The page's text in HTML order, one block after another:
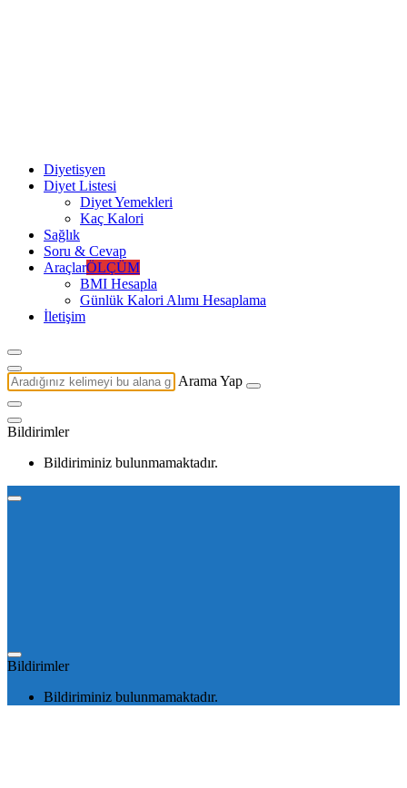
Diyetisyen
Diyet Listesi
Diyet Yemekleri
Kaç Kalori
Sağlık
Soru & Cevap
AraçlarÖLÇÜM
BMI Hesapla
Günlük Kalori Alımı Hesaplama
İletişim
Arama Yap
Bildirimler
Bildiriminiz bulunmamaktadır.
Bildirimler
Bildiriminiz bulunmamaktadır.